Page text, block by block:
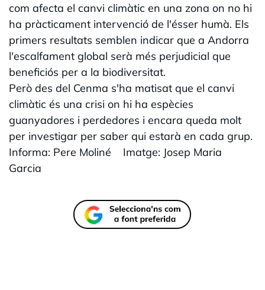
com afecta el canvi climàtic en una zona on no hi
ha pràcticament intervenció de l'ésser humà. Els
primers resultats semblen indicar que a Andorra
l'escalfament global serà més perjudicial que
beneficiós per a la biodiversitat.
Però des del Cenma s'ha matisat que el canvi
climàtic és una crisi on hi ha espècies
guanyadores i perdedores i encara queda molt
per investigar per saber qui estarà en cada grup.
Informa: Pere Moliné Imatge: Josep Maria
Garcia